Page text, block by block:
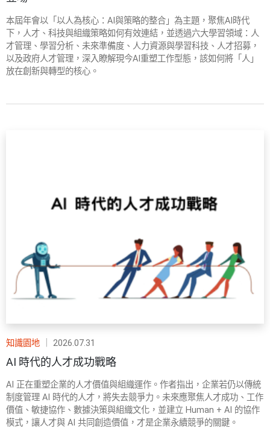
本屆年會以「以人為核心：AI與策略的整合」為主題，聚焦AI時代
下，人才、科技與組織策略如何有效連結，並透過六大學習領域：人
才管理、學習分析、未來準備度、人力資源與學習科技、人才招募，
以及政府人才管理，深入瞭解現今AI重塑工作型態，該如何將「人」
放在創新與轉型的核心。
知識園地 2026.07.31
AI 時代的人才成功戰略
AI 正在重塑企業的人才價值與組織運作。作者指出，企業若仍以傳統
制度管理 AI 時代的人才，將失去競爭力。未來應聚焦人才成功、工作
價值、敏捷協作、數據決策與組織文化，並建立 Human + AI 的協作
模式，讓人才與 AI 共同創造價值，才是企業永續競爭的關鍵。